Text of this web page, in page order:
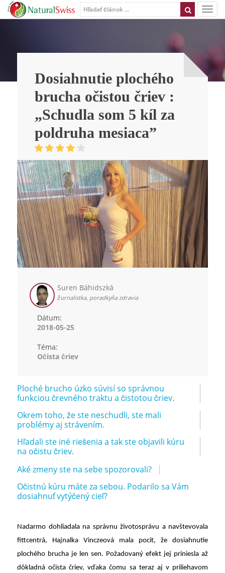
Dosiahnutie plochého
brucha očistou čriev :
„Schudla som 5 kíl za
poldruha mesiaca”
Suren Báhidszká
žurnalistka, poradkyňa zdravia
Dátum:
2018-05-25
Téma:
Očista čriev
Ploché brucho úzko súvisí so správnou
funkciou črevného traktu a čistotou čriev.
Okrem toho, že ste neschudli, ste mali
problémy aj strávením.
Hľadali ste iné riešenia a tak ste objavili kúru
na očistu čriev.
Aké zmeny ste na sebe spozorovali?
Očistnú kúru máte za sebou. Podarilo sa Vám
dosiahnuť vytýčený cieľ?
Nadarmo dohliadala na správnu životosprávu a navštevovala
fittcentrá, Hajnalka Vinczeová mala pocit, že dosiahnutie
plochého brucha je len sen. Požadovaný efekt jej priniesla až
dôkladná očista čriev, vďaka čomu sa teraz aj v priliehavom